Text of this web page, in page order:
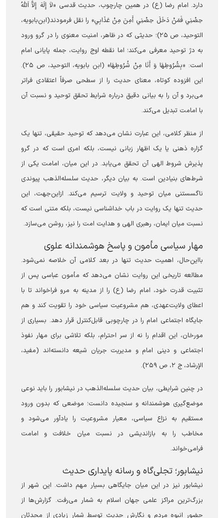
دارد. امام رضا (ع) در همین چارچوب، حدیث قدسی «لاَ إِلَهَ إِلاَّ اَللَّهُ
حِصْنِي فَمَنْ دَخَلَ حِصْنِي أَمِنَ مِنْ عَذَابِي» را نقل فرمودند(ابن‌بابویه،
التوحید، ص ۲۵)؛ حدیثی که در ظاهر، امنیت معنوی را در گرو ورود
به دژ توحید معرفی می‌کند؛ اما نقطه اوج روایت، جمله پایانی امام
است: «بِشُرُوطِهَا وَ أَنَا مِنْ شُرُوطِهَا» (ابن بابویه، التوحید، ص ۲۵).
این افزوده کوتاه، معنای حدیث را از سطحی صرفاً اعتقادی فراتر
می‌برد و آن را به بیانی دقیق درباره شرایط تحقق توحید و نسبت آن
با امامت تبدیل می‌کند.
از منظر کلامی، این عبارت نشان می‌دهد که توحید حقیقی، تنها یک
گزاره ذهنی یا یک اظهار زبانی نیست، بلکه امری است که در گرو
پذیرش شروط الهی آن تحقق می‌یابد. در این میان، امامت یکی از
شرط‌های بنیادین است. به بیان دیگر، حدیث سلسله‌الذهب پیوندی
ناگسستنی میان توحید و ولایت ترسیم می‌کند. ازاین‌جهت، این
حدیث تنها یک روایت در باب خداشناسی نیست، بلکه متنی است که
نسبت میان ایمان، رهبری الهی و هدایت امت را نیز، روشن می‌سازد.
مهار سیاسی مأمون و پاسخ هوشمندانه علوی
بااین‌حال، اهمیت حدیث تنها در بعد کلامی آن خلاصه نمی‌شود.
مطالعه تاریخی این روایت نشان می‌دهد که مأمون عباسی پس از
تثبیت قدرت خود، امام رضا (ع) را از مدینه به مرو فراخواند تا با
اعطای ولایت‌عهدی، هم مشروعیت سیاسی خود را تقویت کند و هم
جایگاه اجتماعی امام را در چارچوبی قابل‌کنترل قرار دهد. بسیاری از
مورخان، این اقدام را نه از سر احترام، بلکه تلاشی برای مهار نفوذ
اجتماعی و دینی امام و مدیریت جریان شیعه دانسته‌اند (مفید،
الإرشاد، ج ۲، ص ۲۵۹).
در چنین شرایطی، بیان حدیث سلسله‌الذهب در نیشابور را باید نوعی
موضع‌گیری هوشمندانه و سنجیده دانست؛ موضعی که بدون ورود
مستقیم به نزاع سیاسی، معیار مشروعیت را یادآور می‌شود و
مخاطب را به بازاندیشی در نسبت میان خلافت و امامت
فرامی‌خواند.
نیشابور؛ تجلی‌گاه و رسانه پایداری حدیث
نیشابور نیز در این میان جایگاهی بسیار مهم داشت. این شهر از
بزرگ‌ترین مراکز علمی جهان اسلام به شمار می‌رفت. گزارش‌ها از
حضور انبوه مردم و نگارش حدیث توسط شمار زیادی از محدثان